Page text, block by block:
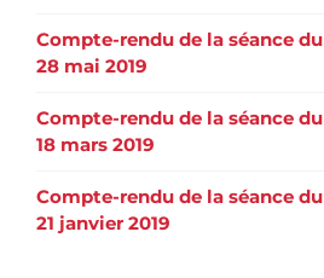
Compte-rendu de la séance du
28 mai 2019
Compte-rendu de la séance du
18 mars 2019
Compte-rendu de la séance du
21 janvier 2019